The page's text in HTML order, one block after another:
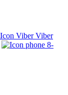
Viber
8-